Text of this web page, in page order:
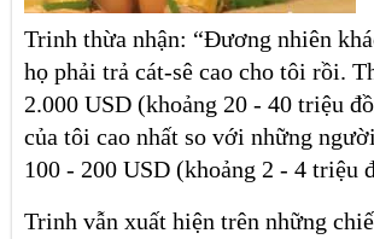
Trinh thừa nhận: “Đương nhiên
họ phải trả cát-sê cao cho tôi rồi.
2.000 USD (khoảng 20 - 40 triệu
của tôi cao nhất so với những
100 - 200 USD (khoảng 2 - 4 triệu
Trinh vẫn xuất hiện trên những